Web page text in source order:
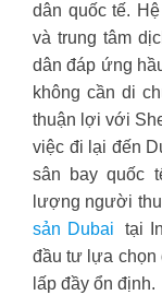
dân quốc tế.
và trung tâm
dân đáp ứng
không cần di
thuận lợi với
việc đi lại đến
sân bay quốc
lượng người
sản Dubai
tại
đầu tư lựa chọn
lấp đầy ổn định.